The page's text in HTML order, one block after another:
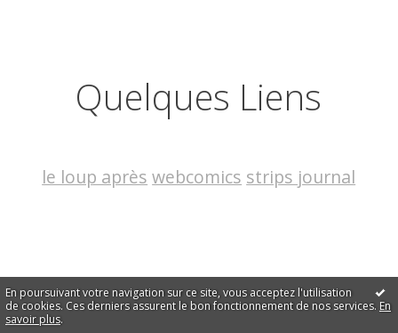
En poursuivant votre navigation sur ce site, vous acceptez l'utilisation
de cookies. Ces derniers assurent le bon fonctionnement de nos services. En
savoir plus.
Quelques Liens
le loup après webcomics strips journal